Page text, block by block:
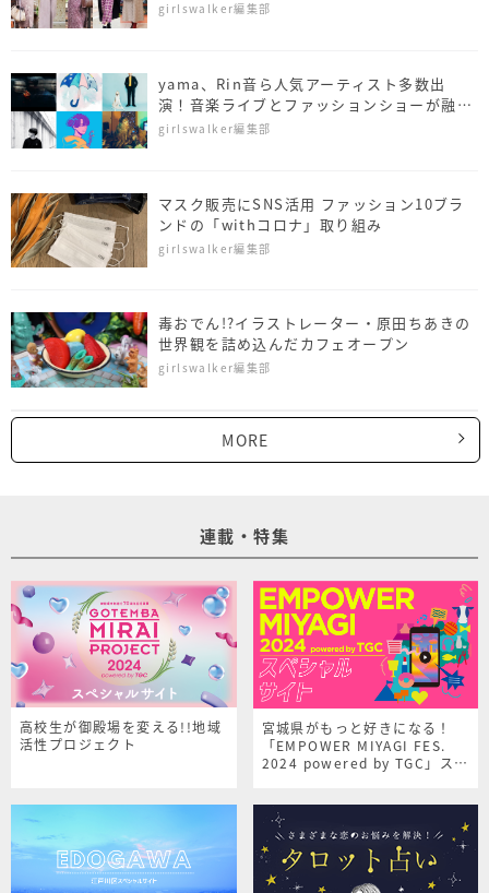
ナップ5選【itSnap】
girlswalker編集部
yama、Rin音ら人気アーティスト多数出
演！音楽ライブとファッションショーが融合
した一夜限りのスペシャルステージ！
girlswalker編集部
マスク販売にSNS活用 ファッション10ブラ
ンドの「withコロナ」取り組み
girlswalker編集部
毒おでん!?イラストレーター・原田ちあきの
世界観を詰め込んだカフェオープン
girlswalker編集部
MORE
連載・特集
高校生が御殿場を変える!!地域
活性プロジェクト
宮城県がもっと好きになる！
「EMPOWER MIYAGI FES.
2024 powered by TGC」スペ